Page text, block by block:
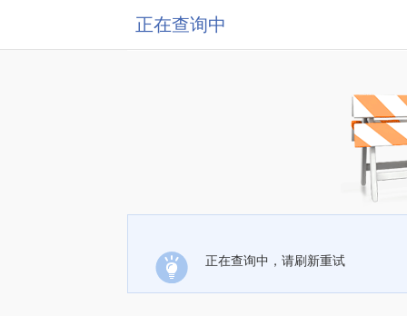
正在查询中
正在查询中，请刷新重试